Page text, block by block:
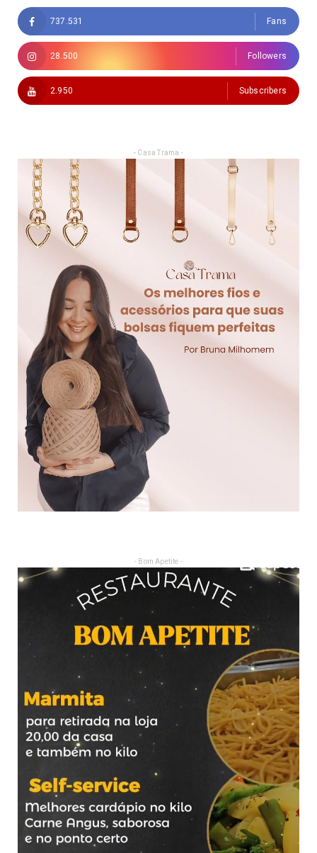
737.531 Fans
28.500 Followers
2.950 Subscribers
- Casa Trama -
- Bom Apetite -